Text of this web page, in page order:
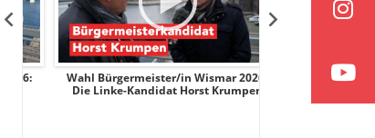
Wahl Bürgermeister/in Wismar 2026:
Die Linke-Kandidat Horst Krumpen
Wahl